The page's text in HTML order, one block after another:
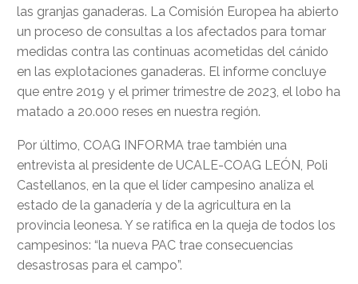
las granjas ganaderas. La Comisión Europea ha abierto
un proceso de consultas a los afectados para tomar
medidas contra las continuas acometidas del cánido
en las explotaciones ganaderas. El informe concluye
que entre 2019 y el primer trimestre de 2023, el lobo ha
matado a 20.000 reses en nuestra región.
Por último, COAG INFORMA trae también una
entrevista al presidente de UCALE-COAG LEÓN, Poli
Castellanos, en la que el líder campesino analiza el
estado de la ganadería y de la agricultura en la
provincia leonesa. Y se ratifica en la queja de todos los
campesinos: “la nueva PAC trae consecuencias
desastrosas para el campo”.